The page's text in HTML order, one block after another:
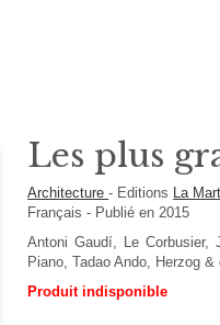
Les plus
Architecture- Editions La
Français- Publié en 2015
Antoni Gaudí, Le Corbusier,
Piano, Tadao Ando, Herzog &
Produit indisponible